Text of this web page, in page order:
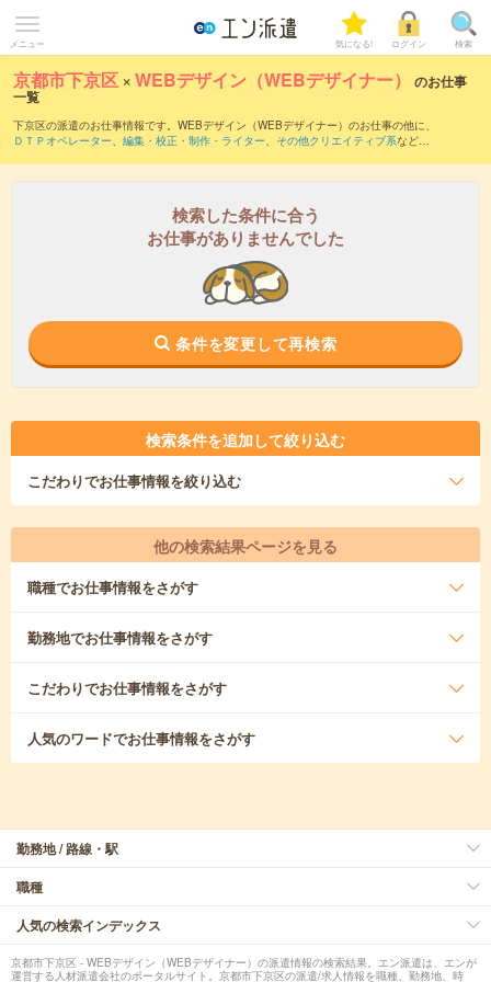
メニュー 気になる! ログイン 検索
京都市下京区 ×WEBデザイン（WEBデザイナー） のお仕事
一覧
下京区の派遣のお仕事情報です。WEBデザイン（WEBデザイナー）のお仕事の他に、
ＤＴＰオペレーター、 編集・校正・制作・ライター、 その他クリエイティブ系などを
とは？とは？
検索した条件に合う
お仕事がありませんでした
条件を変更して再検索
検索条件を追加して絞り込む
こだわりでお仕事情報を絞り込む
他の検索結果ページを見る
職種でお仕事情報をさがす
勤務地でお仕事情報をさがす
こだわりでお仕事情報をさがす
人気のワードでお仕事情報をさがす
勤務地 / 路線・駅
職種
人気の検索インデックス
京都市下京区 - WEBデザイン（WEBデザイナー）の派遣情報の検索結果。エン派遣は、エンが
運営する人材派遣会社のポータルサイト。京都市下京区の派遣/求人情報を職種、勤務地、時